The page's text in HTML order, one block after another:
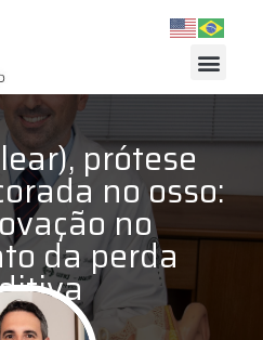
prótese
no osso:
no
da perda